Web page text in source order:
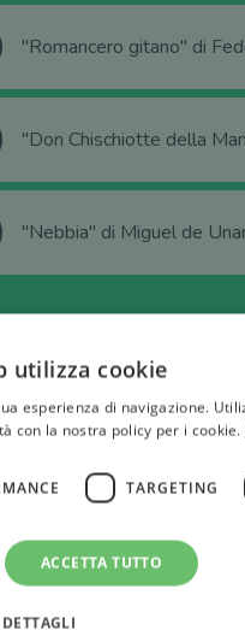
"Romancero gitano" di
"Don Chischiotte della
"Nebbia" di Miguel de
i quiz
utilizza cookie
esperienza di navigazione.
con la nostra policy per i cookie.
TARGETING
ACCETTA TUTTO